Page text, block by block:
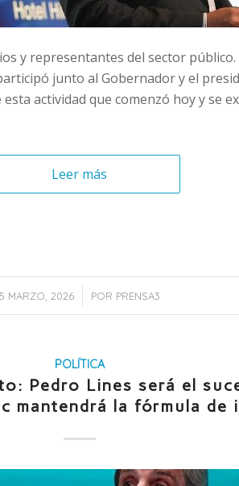
y representantes del sector
junto al Gobernador y el
actividad que comenzó hoy y se
Leer más
5 MARZO, 2026
/ POR PRENSA3
POLÍTICA
Pedro Lines será el
mantendrá la fórmula de